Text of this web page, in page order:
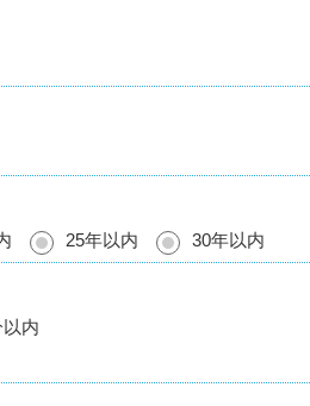
25年以内 30年以内
以内